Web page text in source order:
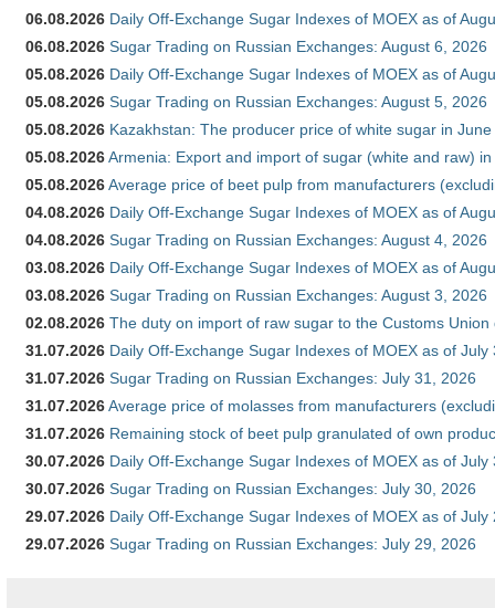
06.08.2026 Daily Off-Exchange Sugar Indexes of MOEX as of
06.08.2026 Sugar Trading on Russian Exchanges: August 6, 2026
05.08.2026 Daily Off-Exchange Sugar Indexes of MOEX as of
05.08.2026 Sugar Trading on Russian Exchanges: August 5, 2026
05.08.2026 Kazakhstan: The producer price of white sugar in
05.08.2026Armenia: Export and import of sugar (white and raw)
05.08.2026Average price of beet pulp from manufacturers
04.08.2026 Daily Off-Exchange Sugar Indexes of MOEX as of
04.08.2026 Sugar Trading on Russian Exchanges: August 4, 2026
03.08.2026 Daily Off-Exchange Sugar Indexes of MOEX as of
03.08.2026 Sugar Trading on Russian Exchanges: August 3, 2026
02.08.2026 The duty on import of raw sugar to the Customs
31.07.2026 Daily Off-Exchange Sugar Indexes of MOEX as of July
31.07.2026 Sugar Trading on Russian Exchanges: July 31, 2026
31.07.2026Average price of molasses from manufacturers
31.07.2026 Remaining stock of beet pulp granulated of own
30.07.2026 Daily Off-Exchange Sugar Indexes of MOEX as of July
30.07.2026 Sugar Trading on Russian Exchanges: July 30, 2026
29.07.2026 Daily Off-Exchange Sugar Indexes of MOEX as of July
29.07.2026 Sugar Trading on Russian Exchanges: July 29, 2026